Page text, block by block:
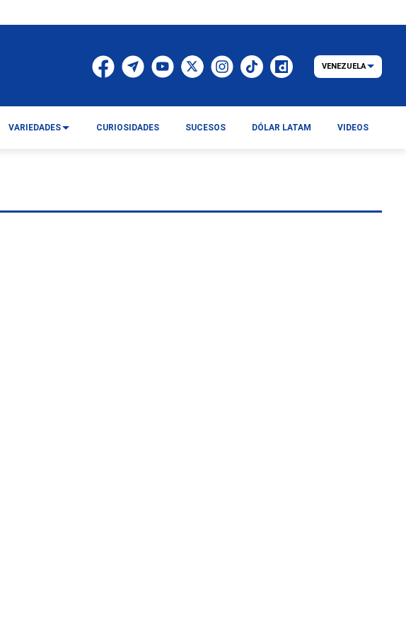
VENEZUELA
VARIEDADES CURIOSIDADES SUCESOS DÓLAR LATAM VIDEOS